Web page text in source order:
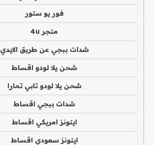
فور يو ستور
متجر 4u
شدات ببجي عن طريق الايدي
شحن يلا لودو اقساط
شحن يلا لودو تابي تمارا
شدات ببجي اقساط
ايتونز امريكي اقساط
ايتونز سعودي اقساط